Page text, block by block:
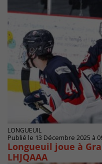
LONGUEUIL
Publié le 13 Décembre 2025 à
Longueuil joue à
LHJQAAA